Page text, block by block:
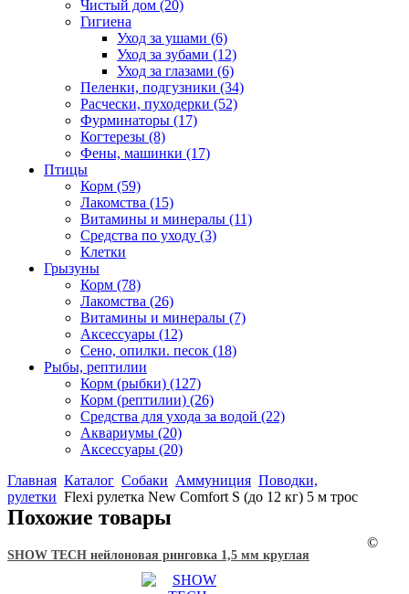
Чистый дом (20)
Гигиена
Уход за ушами (6)
Уход за зубами (12)
Уход за глазами (6)
Пеленки, подгузники (34)
Расчески, пуходерки (52)
Фурминаторы (17)
Когтерезы (8)
Фены, машинки (17)
Птицы
Корм (59)
Лакомства (15)
Витамины и минералы (11)
Средства по уходу (3)
Клетки
Грызуны
Корм (78)
Лакомства (26)
Витамины и минералы (7)
Аксессуары (12)
Сено, опилки. песок (18)
Рыбы, рептилии
Корм (рыбки) (127)
Корм (рептилии) (26)
Средства для ухода за водой (22)
Аквариумы (20)
Аксессуары (20)
Главная Каталог Собаки Аммуниция Поводки,
рулетки Flexi рулетка New Comfort S (до 12 кг) 5 м трос
Похожие товары
SHOW TECH нейлоновая ринговка 1,5 мм круглая
©